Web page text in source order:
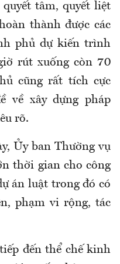
tâm, quyết liệt
thành được các
phủ dự kiến trình
rút xuống còn 70
cũng rất tích cực
về xây dựng pháp
rõ.
Ủy ban Thường vụ
thời gian cho công
án luật trong đó có
phạm vi rộng, tác
đến thể chế kinh